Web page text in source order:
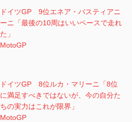
ドイツGP 9位エネア・バスティアニ
ーニ「最後の10周はいいペースで走れ
た」
MotoGP
ドイツGP 8位ルカ・マリーニ「8位
に満足すべきではないが、今の自分た
ちの実力はこれが限界」
MotoGP